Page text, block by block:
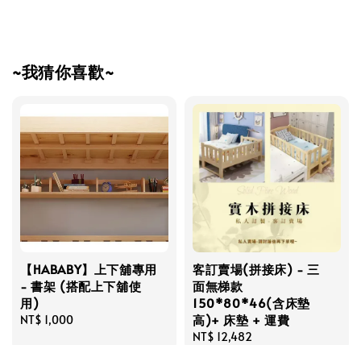
~我猜你喜歡~
【HABABY】上下舖專用
- 書架 (搭配上下舖使
用)
Regular
NT$ 1,000
客訂賣場(拼接床) - 三
面無梯款
150*80*46(含床墊
高)+ 床墊 + 運費
Regular
NT$ 12,482